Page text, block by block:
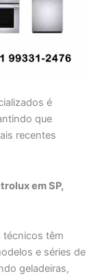
é
que
recentes
em SP,
técnicos têm
e séries de
geladeiras,